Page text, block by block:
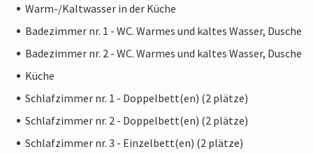
Warm-/Kaltwasser in der Küche
Badezimmer nr. 1 - WC. Warmes und kaltes Wasser, Dusche
Badezimmer nr. 2 - WC. Warmes und kaltes Wasser, Dusche
Küche
Schlafzimmer nr. 1 - Doppelbett(en) (2 plätze)
Schlafzimmer nr. 2 - Doppelbett(en) (2 plätze)
Schlafzimmer nr. 3 - Einzelbett(en) (2 plätze)